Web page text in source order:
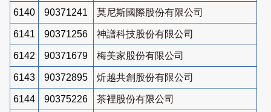
6140 90371241 莫尼斯國際股份有限公司
6141 90371256 神譜科技股份有限公司
6142 90371679 梅美家股份有限公司
6143 90372895 炘越共創股份有限公司
6144 90375226 茶裡股份有限公司